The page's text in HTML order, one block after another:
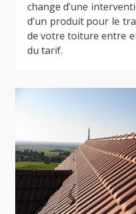
change d’une
d’un produit pour le
de votre toiture entre
du tarif.